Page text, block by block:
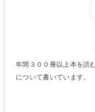
年間３００冊以上本を読
について書いています。